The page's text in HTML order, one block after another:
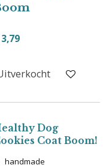
Dog
Coat Boom!
handmade